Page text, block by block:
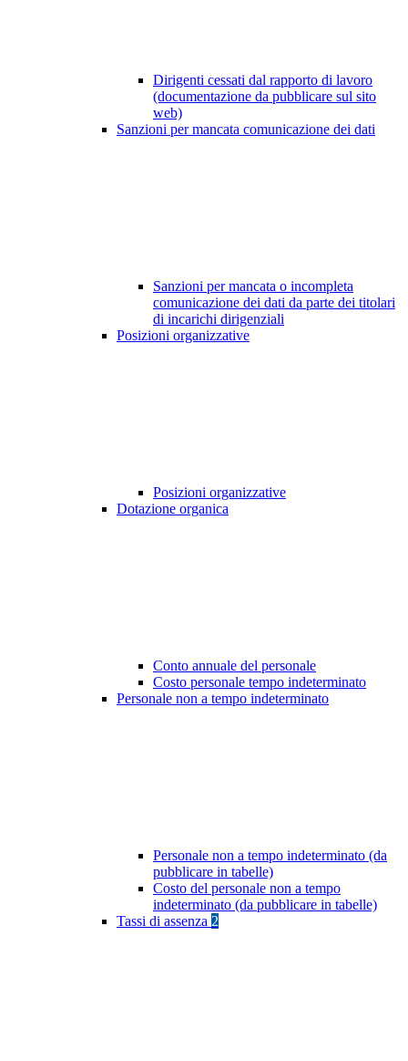
Dirigenti cessati dal rapporto di lavoro
(documentazione da pubblicare sul sito
web)
Sanzioni per mancata comunicazione dei dati
Sanzioni per mancata o incompleta
comunicazione dei dati da parte dei titolari
di incarichi dirigenziali
Posizioni organizzative
Posizioni organizzative
Dotazione organica
Conto annuale del personale
Costo personale tempo indeterminato
Personale non a tempo indeterminato
Personale non a tempo indeterminato (da
pubblicare in tabelle)
Costo del personale non a tempo
indeterminato (da pubblicare in tabelle)
Tassi di assenza 2